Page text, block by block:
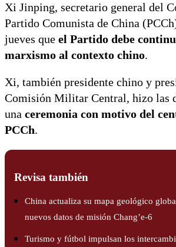
Xi Jinping, secretario general del
Partido Comunista de China
jueves que el Partido debe
marxismo al contexto chino.
Xi, también presidente chino y
Comisión Militar Central, hizo las
una ceremonia con motivo del
PCCh.
Revisa también
China actualiza su mapa geológico
nuevos datos de misión Chang’e-6
Turismo y fútbol impulsan los